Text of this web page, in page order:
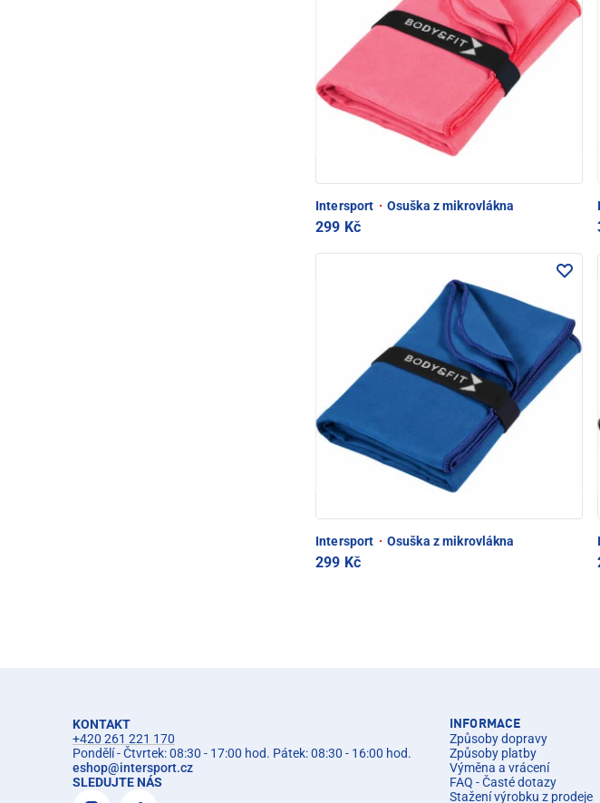
Intersport · Osuška z mikrovlákna
299 Kč
Intersport · Osuška z mikrovlákna
299 Kč
KONTAKT
+420 261 221 170
Pondělí - Čtvrtek: 08:30 - 17:00 hod. Pátek: 08:30 - 16:00 hod.
eshop@intersport.cz
SLEDUJTE NÁS
INFORMACE
Způsoby dopravy
Způsoby platby
Výměna a vrácení
FAQ - Časté dotazy
Stažení výrobku z prodeje